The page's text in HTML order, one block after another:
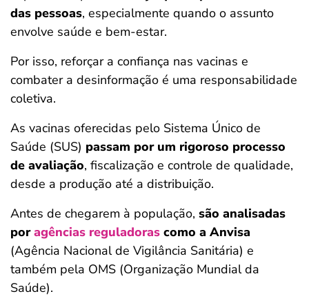
das pessoas, especialmente quando o assunto
envolve saúde e bem-estar.
Por isso, reforçar a confiança nas vacinas e
combater a desinformação é uma responsabilidade
coletiva.
As vacinas oferecidas pelo Sistema Único de
Saúde (SUS) passam por um rigoroso processo
de avaliação, fiscalização e controle de qualidade,
desde a produção até a distribuição.
Antes de chegarem à população, são analisadas
poragências reguladoras como a Anvisa
(Agência Nacional de Vigilância Sanitária) e
também pela OMS (Organização Mundial da
Saúde).